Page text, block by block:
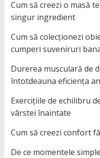
Cum să creezi o masă
singur ingredient
Cum să colecționezi
cumperi suveniruri
Durerea musculară de
întotdeauna eficiența
Exercițiile de echilibru
vârstei înaintate
Cum să creezi confort
De ce momentele